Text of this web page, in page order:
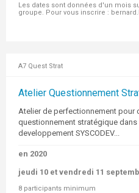
Les dates sont données d'un mois
groupe. Pour vous inscrire :
A7 Quest Strat
Atelier Questionnement
Atelier de perfectionnement pour
questionnement stratégique
developpement SYSCODEV...
en 2020
jeudi 10 et vendredi 11
8 participants minimum